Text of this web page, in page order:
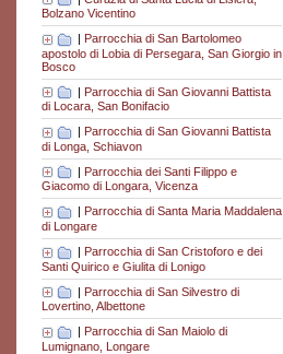
Bolzano Vicentino
Parrocchia di San Bartolomeo
apostolo di Lobia di Persegara, San Giorgio in
Bosco
| Parrocchia di San Giovanni Battista
di Locara, San Bonifacio
Parrocchia di San Giovanni Battista
di Longa, Schiavon
| Parrocchia dei Santi Filippo e
Giacomo di Longara, Vicenza
Parrocchia di Santa Maria Maddalena
di Longare
| Parrocchia di San Cristoforo e dei
Santi Quirico e Giulita di Lonigo
| Parrocchia di San Silvestro di
Lovertino, Albettone
| Parrocchia di San Maiolo di
Lumignano, Longare